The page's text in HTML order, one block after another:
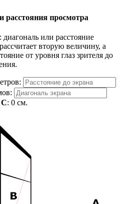
расстояния просмотра
или расстояние
вторую величину, а
от уровня глаз зрителя до
C: 0 см.